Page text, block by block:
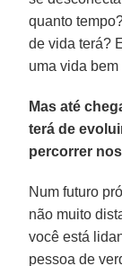
quanto
de vida terá?
uma vida
Mas até
terá de
percorrer
Num futuro
não muito
você está
pessoa de